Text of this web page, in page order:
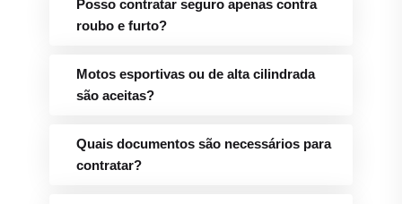
Posso contratar seguro apenas contra
roubo e furto?
Motos esportivas ou de alta cilindrada
são aceitas?
Quais documentos são necessários para
contratar?